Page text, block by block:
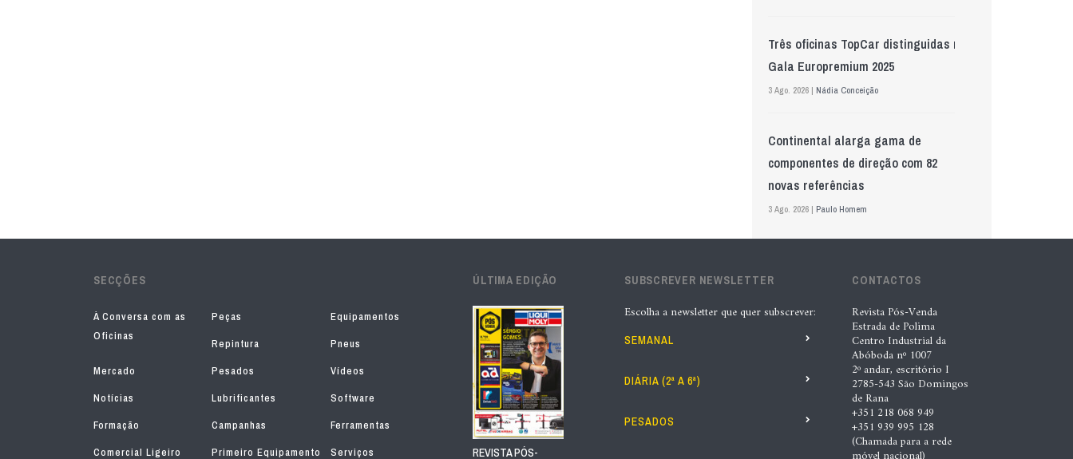
Três oficinas TopCar distinguidas na
Gala Europremium 2025
3 Ago. 2026 | Nádia Conceição
Continental alarga gama de
componentes de direção com 82
novas referências
3 Ago. 2026 | Paulo Homem
controlo de qualidade
5 Ago. 2026 | Nádia Conceição
GS Pro Tyres assume representação
exclusiva da Laufenn em Portugal
Paulo Homem
Wolf mostra nova geração de
SECÇÕES
À Conversa com as
Oficinas
Peças
Equipamentos
Repintura
Pneus
Mercado
Pesados
Vídeos
Notícias
Lubrificantes
Software
Formação
Campanhas
Ferramentas
Comercial Ligeiro
Primeiro Equipamento Serviços
ÚLTIMA EDIÇÃO
REVISTA PÓS-
SUBSCREVER NEWSLETTER
Escolha a newsletter que quer subscrever:
SEMANAL
DIÁRIA (2ª A 6ª)
PESADOS
CONTACTOS
Revista Pós-Venda
Estrada de Polima
Centro Industrial da
Abóboda nº 1007
2º andar, escritório I
2785-543 São Domingos
de Rana
+351 218 068 949
+351 939 995 128
(Chamada para a rede